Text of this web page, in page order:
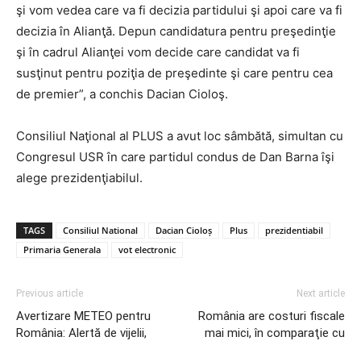
şi vom vedea care va fi decizia partidului şi apoi care va fi
decizia în Alianţă. Depun candidatura pentru preşedinţie
şi în cadrul Alianţei vom decide care candidat va fi
susţinut pentru poziţia de preşedinte şi care pentru cea
de premier”, a conchis Dacian Cioloş.
Consiliul Naţional al PLUS a avut loc sâmbătă, simultan cu
Congresul USR în care partidul condus de Dan Barna îşi
alege prezidenţiabilul.
TAGS Consiliul National Dacian Cioloș Plus
prezidentiabil
Primaria Generala
vot electronic
Previous article
Avertizare METEO pentru
România: Alertă de vijelii,
Next article
România are costuri fiscale
mai mici, în comparaţie cu